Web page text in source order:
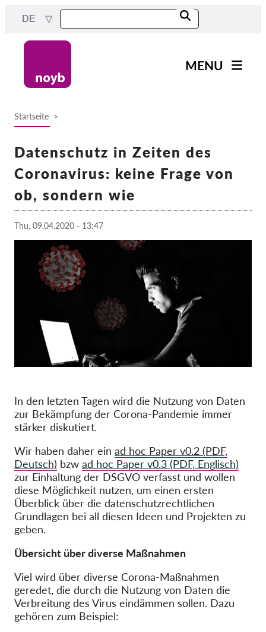
content
DE
MENU
Fälle nach Projekten
Exercise your rights!
Jetzt Unterstützen!
Mitgliedschaft
Spenden
Spendenabsetzbarkeit
Über uns
Jahresberichte
FAQs
Jobs
Verbandsklagen
Medien
Kontakt
GDPRhub
Startseite
Datenschutz in Zeiten des
Coronavirus: keine Frage von
ob, sondern wie
Thu, 09.04.2020 - 13:47
In den letzten Tagen wird die Nutzung von Daten
zur Bekämpfung der Corona-Pandemie immer
stärker diskutiert.
Wir haben daher ein ad hoc Paper v0.2 (PDF,
Deutsch) bzw ad hoc Paper v0.3 (PDF, Englisch)
zur Einhaltung der DSGVO verfasst und wollen
diese Möglichkeit nutzen, um einen ersten
Überblick über die datenschutzrechtlichen
Grundlagen bei all diesen Ideen und Projekten zu
geben.
Übersicht über diverse Maßnahmen
Viel wird über diverse Corona-Maßnahmen
geredet, die durch die Nutzung von Daten die
Verbreitung des Virus eindämmen sollen. Dazu
gehören zum Beispiel: